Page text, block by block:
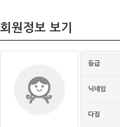
회원정보 보기
등급
닉네임
다짐